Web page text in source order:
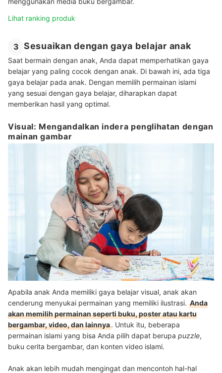
Lihat ranking produk
3 Sesuaikan dengan gaya belajar anak
Saat bermain dengan anak, Anda dapat memperhatikan gaya
belajar yang paling cocok dengan anak. Di bawah ini, ada tiga
gaya belajar pada anak. Dengan memilih permainan islami
yang sesuai dengan gaya belajar, diharapkan dapat
memberikan hasil yang optimal.
Visual: Mengandalkan indera penglihatan dengan
mainan gambar
Apabila anak Anda memiliki gaya belajar visual, anak akan
cenderung menyukai permainan yang memiliki ilustrasi. Anda
akan memilih permainan seperti buku, poster atau kartu
bergambar, video, dan lainnya. Untuk itu, beberapa
permainan islami yang bisa Anda pilih dapat berupa puzzle,
buku cerita bergambar, dan konten video islami.
Anak akan lebih mudah mengingat dan mencontoh hal-hal